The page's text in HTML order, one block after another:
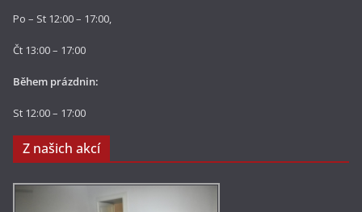
Po – St 12:00 – 17:00,
Čt 13:00 – 17:00
Během prázdnin:
St 12:00 – 17:00
Z našich akcí